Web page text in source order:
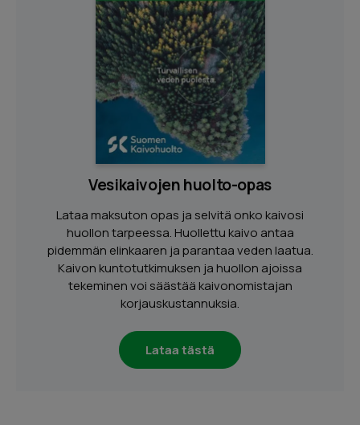
Vesikaivojen huolto-opas
Lataa maksuton opas ja selvitä onko kaivosi
huollon tarpeessa. Huollettu kaivo antaa
pidemmän elinkaaren ja parantaa veden laatua.
Kaivon kuntotutkimuksen ja huollon ajoissa
tekeminen voi säästää kaivonomistajan
korjauskustannuksia.
Lataa tästä